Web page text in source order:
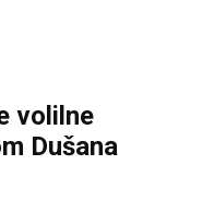
volilne
Dušana